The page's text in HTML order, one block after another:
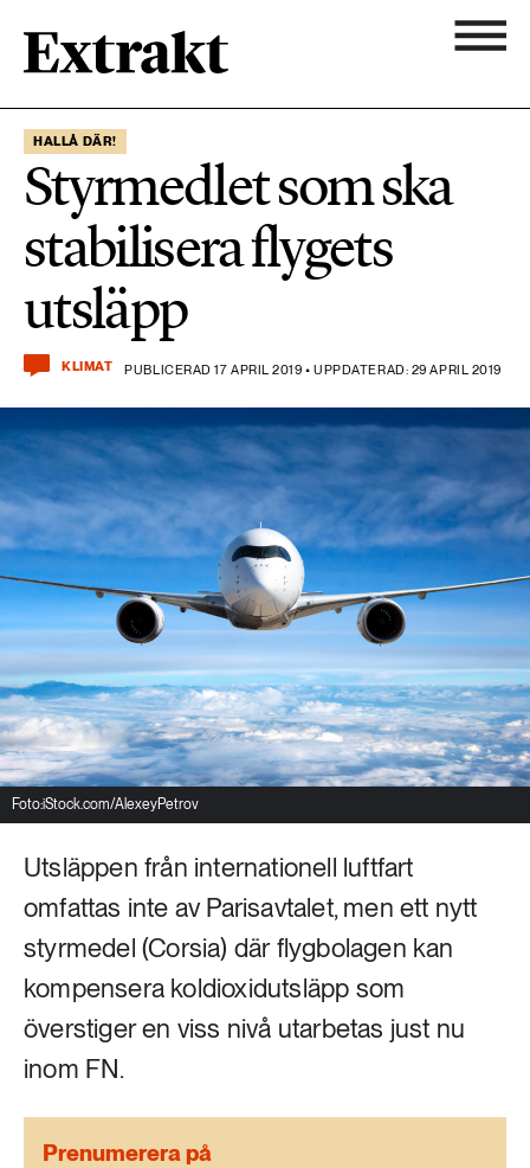
Ämnen
Biologisk mångfald
Hållbara städer
Industri & Energi
Kemikalier
Landsbygd
Livsstil & konsumtion
Mat & jordbruk
Skog
Social hållbarhet
Transport
Vatten
Nyhetsbrev
Om Extrakt
900 ARTIKLAR
Biologisk mångfald
584 ARTIKLAR
Hållbara städer
473 ARTIKLAR
Industri & Energi
1492 ARTIKLAR
Klimat
252 ARTIKLAR
Landsbygd
939 ARTIKLAR
Livsstil & konsumtion
612 ARTIKLAR
Mat & jordbruk
262 ARTIKLAR
Skog
Social hållbarhet
189 ARTIKLAR
473 ARTIKLAR
Styrmedlet som ska
stabilisera flygets
utsläpp
HALLÅ DÄR!
KLIMAT PUBLICERAD 17 APRIL 2019 • UPPDATERAD: 29 APRIL 2019
Foto:iStock.com/AlexeyPetrov
Utsläppen från internationell luftfart
omfattas inte av Parisavtalet, men ett nytt
styrmedel (Corsia) där flygbolagen kan
kompensera koldioxidutsläpp som
överstiger en viss nivå utarbetas just nu
inom FN.
Prenumerera på